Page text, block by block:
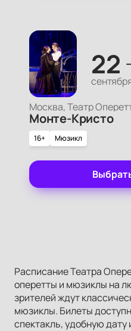
22
Москва, Театр
Монте-Кристо
16+ Мюзикл
Расписание Театра
оперетты и мюзиклы на
зрителей ждут
мюзиклы. Билеты
спектакль, удобную дату